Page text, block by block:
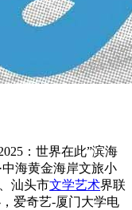
：世界在此”滨海
海黄金海岸文旅小
汕头市文学艺术界联
爱奇艺-厦门大学电